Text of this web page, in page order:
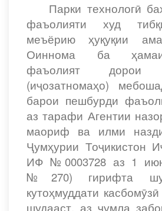
Парки технологӣ
фаъолияти худ
меъёрию ҳуқуқии
Оиннома ба
фаъолият дорои
(иҷозатномаҳо)
барои пешбурди
аз тарафи Агентии
маориф ва илми
Ҷумҳурии Тоҷикистон
ИФ №0003728 аз 1
№270) гирифта
кутоҳмуддати
шудааст, аз ҷумла